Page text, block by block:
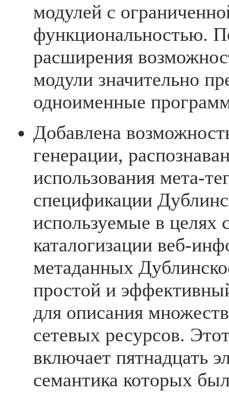
модулей с
функциональностью.
расширения
модули значительно
одноименные
Добавлена
генерации,
использования мета-
спецификации
используемые в целях
каталогизации веб-
метаданных
простой и
для описания
сетевых ресурсов.
включает пятнадцать
семантика которых